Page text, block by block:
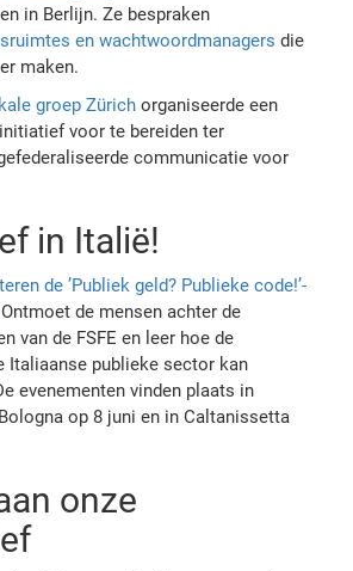
in Berlijn. Ze bespraken
en wachtwoordmanagers die
maken.
groep Zürich organiseerde een
voor te bereiden ter
communicatie voor
in Italië!
de ’Publiek geld? Publieke code!’-
de mensen achter de
van de FSFE en leer hoe de
Italiaanse publieke sector kan
evenementen vinden plaats in
op 8 juni en in Caltanissetta
onze